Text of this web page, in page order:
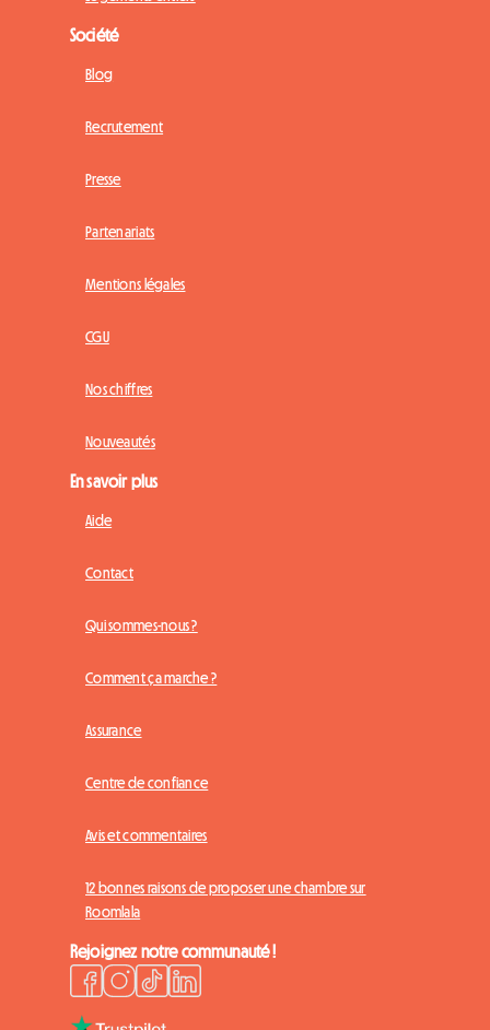
Société
Blog
Recrutement
Presse
Partenariats
Mentions légales
CGU
Nos chiffres
Nouveautés
En savoir plus
Aide
Contact
Qui sommes-nous ?
Comment ça marche ?
Assurance
Centre de confiance
Avis et commentaires
12 bonnes raisons de proposer une chambre sur
Roomlala
Rejoignez notre communauté !